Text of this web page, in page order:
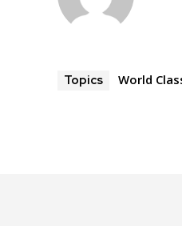
Topics World